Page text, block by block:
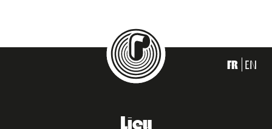
FR EN
Lieu